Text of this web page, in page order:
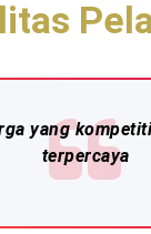
yang
terpercaya